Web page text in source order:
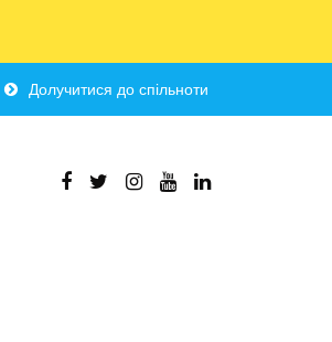
Долучитися до спільноти